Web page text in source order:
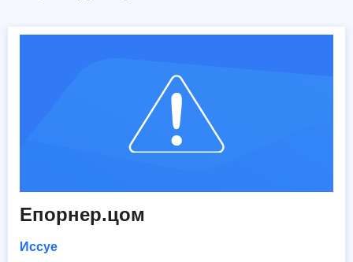
Епорнер.цом
Иссуе